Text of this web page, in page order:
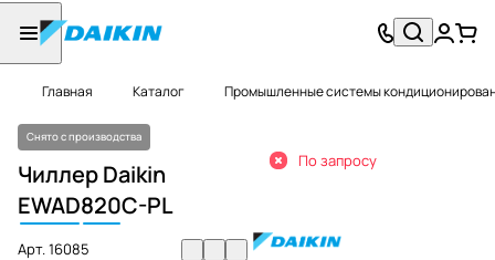
Главная Каталог Промышленные системы
Снято с производства
Чиллер Daikin
EWAD820C-PL
Арт.16085
По запросу